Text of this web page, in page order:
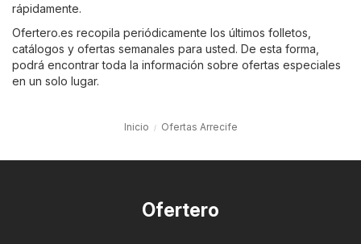
rápidamente.
Ofertero.es recopila periódicamente los últimos folletos,
catálogos y ofertas semanales para usted. De esta forma,
podrá encontrar toda la información sobre ofertas especiales
en un solo lugar.
Inicio Ofertas Arrecife
Ofertero